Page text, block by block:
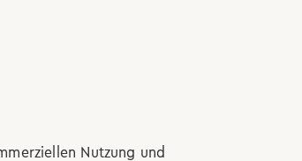
Nutzung und